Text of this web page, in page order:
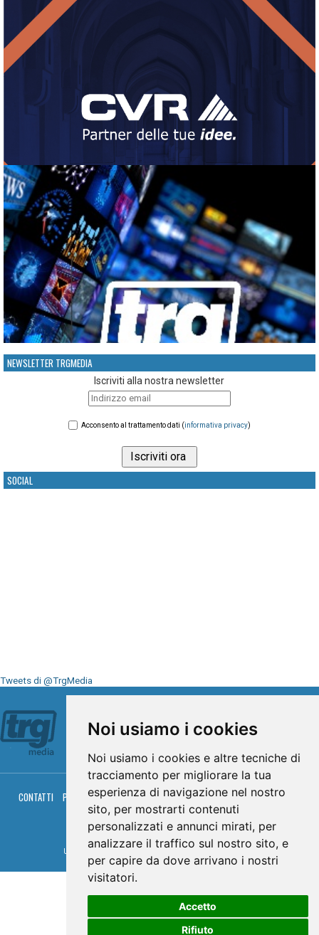
Noi usiamo i cookies
Noi usiamo i cookies e altre tecniche di
tracciamento per migliorare la tua
esperienza di navigazione nel nostro
sito, per mostrarti contenuti
personalizzati e annunci mirati, per
analizzare il traffico sul nostro sito, e
per capire da dove arrivano i nostri
visitatori.
Accetto
Rifiuto
NEWSLETTER TRGMEDIA
Iscriviti alla nostra newsletter
Acconsento al trattamento dati (informativa privacy)
SOCIAL
Tweets di @TrgMedia
CONTATTI PRIVACY COOKIES PALINSESTO DIRETTA TV
DIRETTA RADIO
RGM HITRADIO
© TRG Media 2005-2026
Umbria Televisioni s.r.l. - P.I.00496230541 - - Powered by